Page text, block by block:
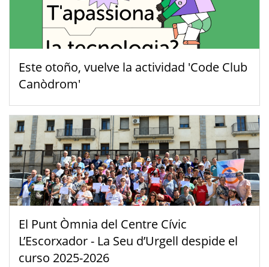
Este otoño, vuelve la actividad 'Code Club
Canòdrom'
El Punt Òmnia del Centre Cívic
L’Escorxador - La Seu d’Urgell despide el
curso 2025-2026